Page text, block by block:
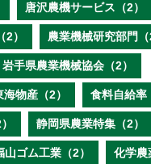
唐沢農機サービス（2）
） 農業機械研究部門（
岩手県農業機械協会（2）
海物産（2） 食料自給率
静岡県農業特集（2）
山ゴム工業（2） 化学農